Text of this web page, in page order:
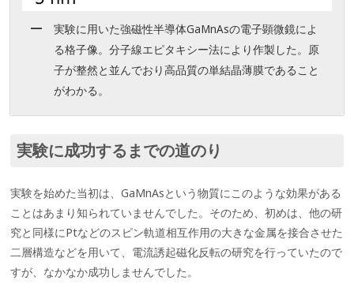
実験に用いた強磁性半導体GaMnAsの電子顕微鏡によ
る格子像。分子線エピタキシー法により作製した。原
子が整然と並んでおり高品質の単結晶薄膜であること
がわかる。
実験に成功するまでの道のり
実験を始めた当初は、GaMnAsという物質にこのような効果がある
ことはあまり知られていませんでした。そのため、初めは、他の研
究と同様にPtなどのスピン軌道相互作用の大きな金属を接合させた
二層構造などを用いて、電流誘起磁化反転の研究を行っていたので
すが、なかなか成功しませんでした。